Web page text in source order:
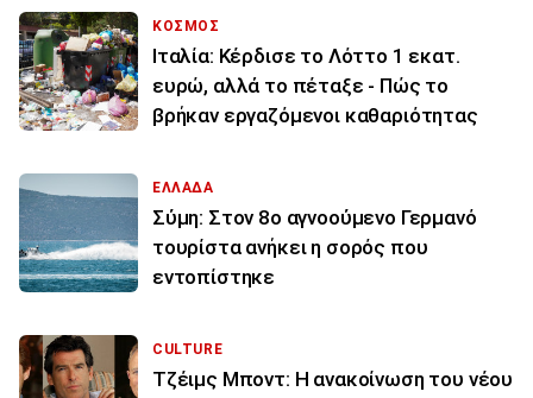
ΚΟΣΜΟΣ
Ιταλία: Κέρδισε το Λόττο 1 εκατ.
ευρώ, αλλά το πέταξε - Πώς το
βρήκαν εργαζόμενοι καθαριότητας
ΕΛΛΑΔΑ
Σύμη: Στον 8ο αγνοούμενο Γερμανό
τουρίστα ανήκει η σορός που
εντοπίστηκε
CULTURE
Τζέιμς Μποντ: Η ανακοίνωση του νέου